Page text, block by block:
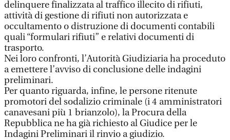
delinquere finalizzata al traffico illecito di rifiuti,
attività di gestione di rifiuti non autorizzata e
occultamento o distruzione di documenti contabili
quali “formulari rifiuti” e relativi documenti di
trasporto.
Nei loro confronti, l’Autorità Giudiziaria ha proceduto
a emettere l’avviso di conclusione delle indagini
preliminari.
Per quanto riguarda, infine, le persone ritenute
promotori del sodalizio criminale (i 4 amministratori
canavesani più 1 brianzolo), la Procura della
Repubblica ne ha già richiesto al Giudice per le
Indagini Preliminari il rinvio a giudizio.